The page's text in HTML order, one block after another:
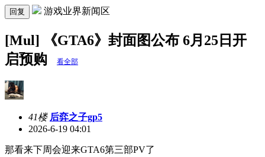
回复 游戏业界新闻区
[Mul] 《GTA6》封面图公布 6月25日开
启预购
看全部
41楼 后弈之子gp5
2026-6-19 04:01
那看来下周会迎来GTA6第三部PV了